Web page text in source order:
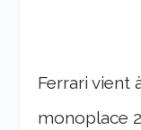
Ferrari vient
monoplace